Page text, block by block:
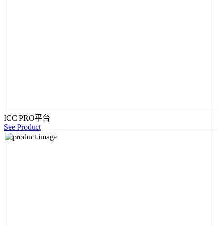
ICC PRO平台
See Product